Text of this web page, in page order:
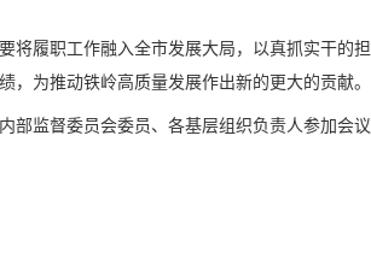
将履职工作融入全市发展大局，以真抓实干的
，为推动铁岭高质量发展作出新的更大的贡献。
部监督委员会委员、各基层组织负责人参加会议